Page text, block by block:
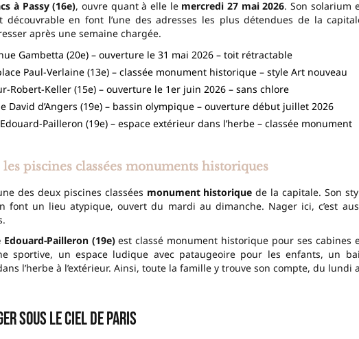
à Passy (16e), ouvre quant à elle le mercredi 27 mai 2026. Son solarium
en font l’une des adresses les plus détendues de la
après une semaine chargée.
Gambetta (20e) – ouverture le 31 mai 2026 – toit rétractable
Paul-Verlaine (13e) – classée monument historique – style Art nouveau
Robert-Keller (15e) – ouverture le 1er juin 2026 – sans chlore
David d’Angers (19e) – bassin olympique – ouverture début juillet 2026
Pailleron (19e) – espace extérieur dans l’herbe – classée monument
piscines classées monuments historiques
des deux piscines classées monument historique de la capitale. Son
font un lieu atypique, ouvert du mardi au dimanche. Nager ici, c’est
Edouard-Pailleron (19e)est classé monument historique pour ses cabines
sportive, un espace ludique avec pataugeoire pour les enfants, un
l’herbe à l’extérieur. Ainsi, toute la famille y trouve son compte, du lundi
sous le ciel de Paris